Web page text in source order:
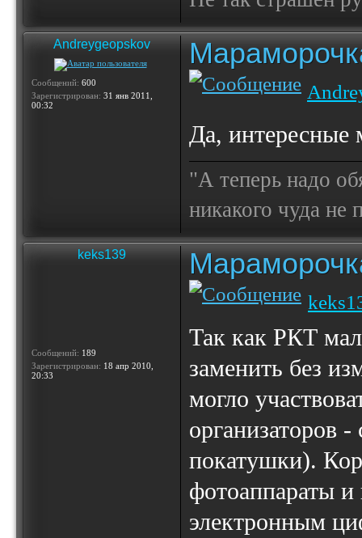
Andreygeopskov
Сообщений: 600
Зарегистрирован: 31 янв 2011,
00:32
Да, интересные
"А теперь надо
никакого чуда
keks139
Сообщений: 189
Зарегистрирован: 18 апр 2010,
20:33
Так как РКТ
заменить без
могло
организаторов
покатушки).
фотоаппараты и
электронным